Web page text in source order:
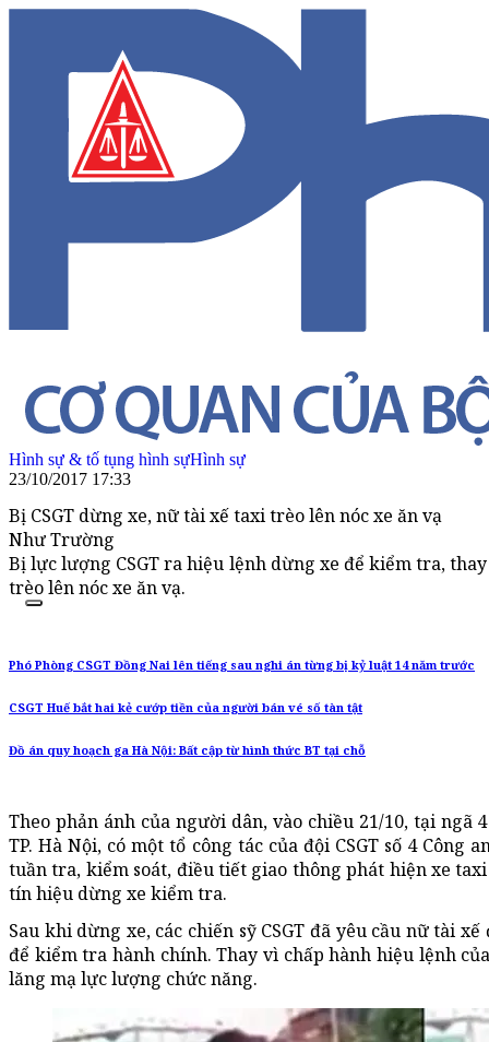
Hình sự & tố tụng hình sựHình sự
23/10/2017 17:33
Bị CSGT dừng xe, nữ tài xế taxi trèo lên nóc xe ăn vạ
Như Trường
Bị lực lượng CSGT ra hiệu lệnh dừng xe để kiểm tra,
trèo lên nóc xe ăn vạ.
Phó Phòng CSGT Đồng Nai lên tiếng sau nghi án từng bị kỷ luật 14 năm trước
CSGT Huế bắt hai kẻ cướp tiền của người bán vé số tàn tật
Đồ án quy hoạch ga Hà Nội: Bất cập từ hình thức BT tại chỗ
Theo phản ánh của người dân, vào chiều 21/10, tại ngã
TP. Hà Nội, có một tổ công tác của đội CSGT số 4
tuần tra, kiểm soát, điều tiết giao thông phát hiện xe
tín hiệu dừng xe kiểm tra.
Sau khi dừng xe, các chiến sỹ CSGT đã yêu cầu nữ tài
để kiểm tra hành chính. Thay vì chấp hành hiệu lệnh
lăng mạ lực lượng chức năng.